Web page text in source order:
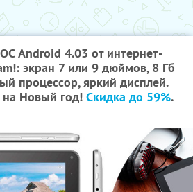
Android 4.03 от интернет-
экран 7 или 9 дюймов, 8 Гб
процессор, яркий дисплей.
Новый год! Скидка до 59%.